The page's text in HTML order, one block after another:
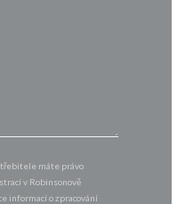
máte právo
v Robinsonově
informací o zpracování